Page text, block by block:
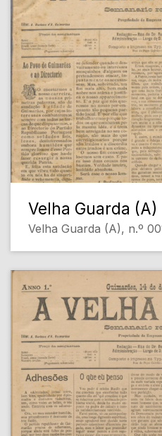
Velha Guarda (A)
Velha Guarda (A), n.º